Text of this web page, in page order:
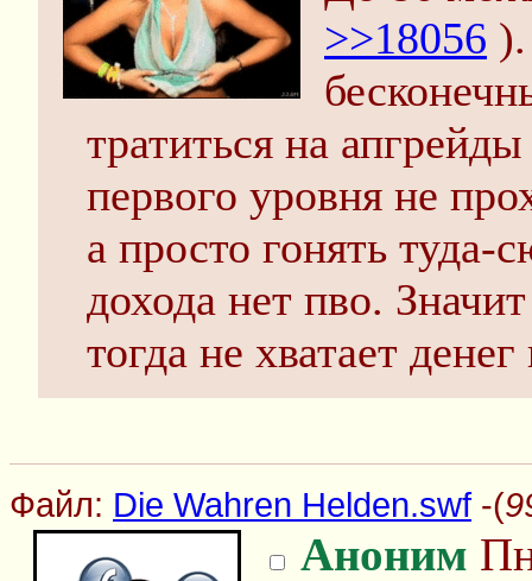
>>18056
тратиться на
первого уровня не
а просто гонять туда-
дохода нет пво.
тогда не хватает
Файл: Die Wahren Helden.swf-(
Аноним